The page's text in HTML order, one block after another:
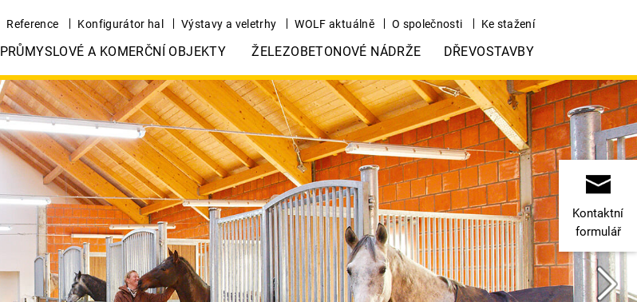
Reference Konfigurátor hal Výstavy a veletrhy WOLF aktuálně O společnosti Ke stažení
PRŮMYSLOVÉ A KOMERČNÍ OBJEKTY ŽELEZOBETONOVÉ NÁDRŽE DŘEVOSTAVBY
Kontaktní
formulář